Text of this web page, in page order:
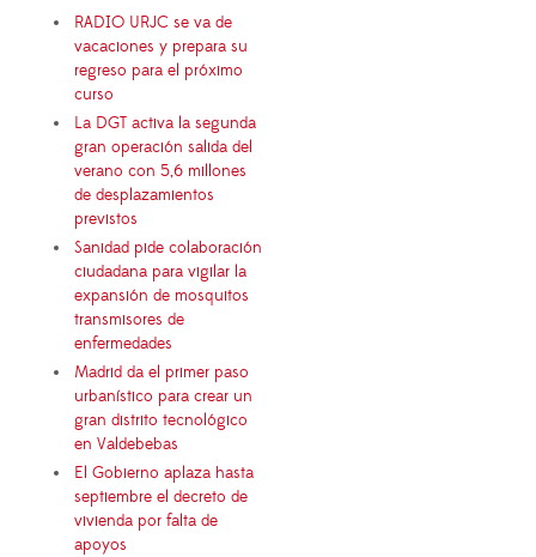
RADIO URJC se va de
vacaciones y prepara su
regreso para el próximo
curso
La DGT activa la segunda
gran operación salida del
verano con 5,6 millones
de desplazamientos
previstos
Sanidad pide colaboración
ciudadana para vigilar la
expansión de mosquitos
transmisores de
enfermedades
Madrid da el primer paso
urbanístico para crear un
gran distrito tecnológico
en Valdebebas
El Gobierno aplaza hasta
septiembre el decreto de
vivienda por falta de
apoyos